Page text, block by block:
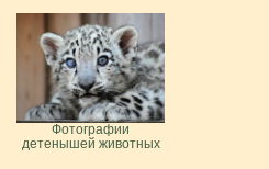
Фотографии
детенышей животных